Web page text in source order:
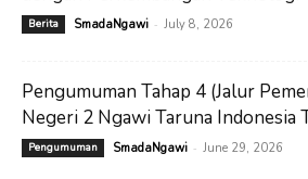
Berita SmadaNgawi - July 8, 2026
Pengumuman Tahap 4 (Jalur
Negeri 2 Ngawi Taruna Indonesia
Pengumuman SmadaNgawi - June 29, 2026